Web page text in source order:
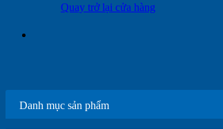
Quay trở lại cửa hàng
Danh mục sản phẩm